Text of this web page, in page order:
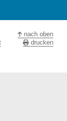
nach oben
drucken